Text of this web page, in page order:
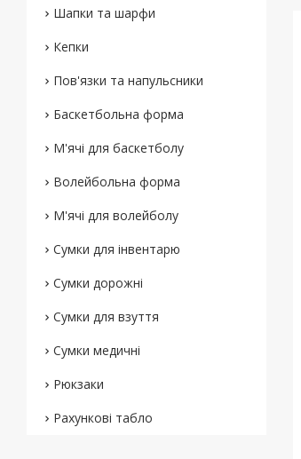
Шапки та шарфи
Кепки
Пов'язки та напульсники
Баскетбольна форма
М'ячі для баскетболу
Волейбольна форма
М'ячі для волейболу
Сумки для інвентарю
Сумки дорожні
Сумки для взуття
Сумки медичні
Рюкзаки
Рахункові табло